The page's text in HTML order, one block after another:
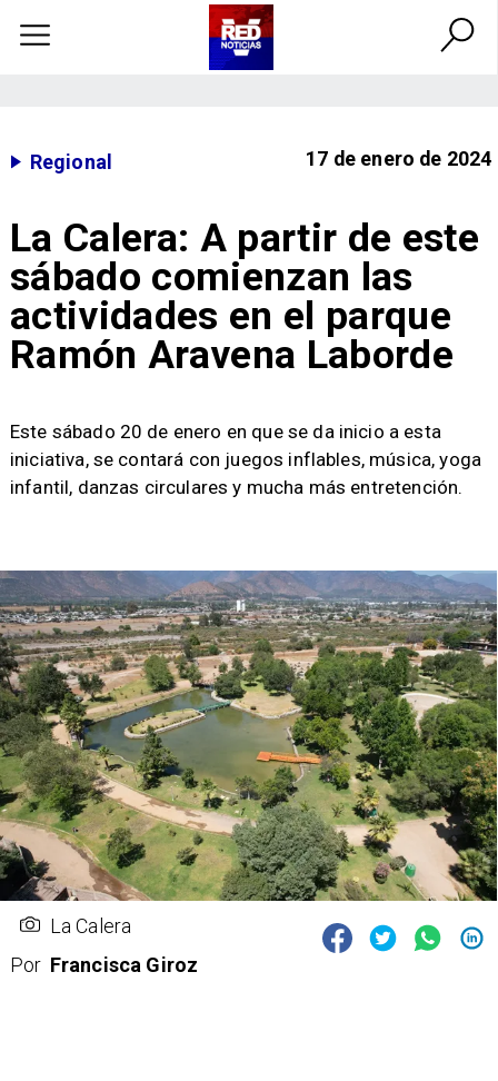
Regional 17 de enero de 2024
La Calera: A partir de este
sábado comienzan las
actividades en el parque
Ramón Aravena Laborde
​Este sábado 20 de enero en que se da inicio a esta
iniciativa, se contará con juegos inflables, música, yoga
infantil, danzas circulares y mucha más entretención.
La Calera
Por Francisca Giroz